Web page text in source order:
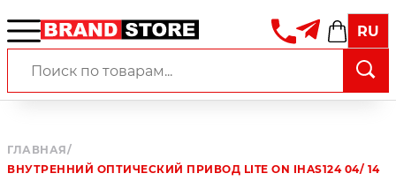
RU
ГЛАВНАЯ/
ВНУТРЕННИЙ ОПТИЧЕСКИЙ ПРИВОД LITE ON IHAS124 04/ 14